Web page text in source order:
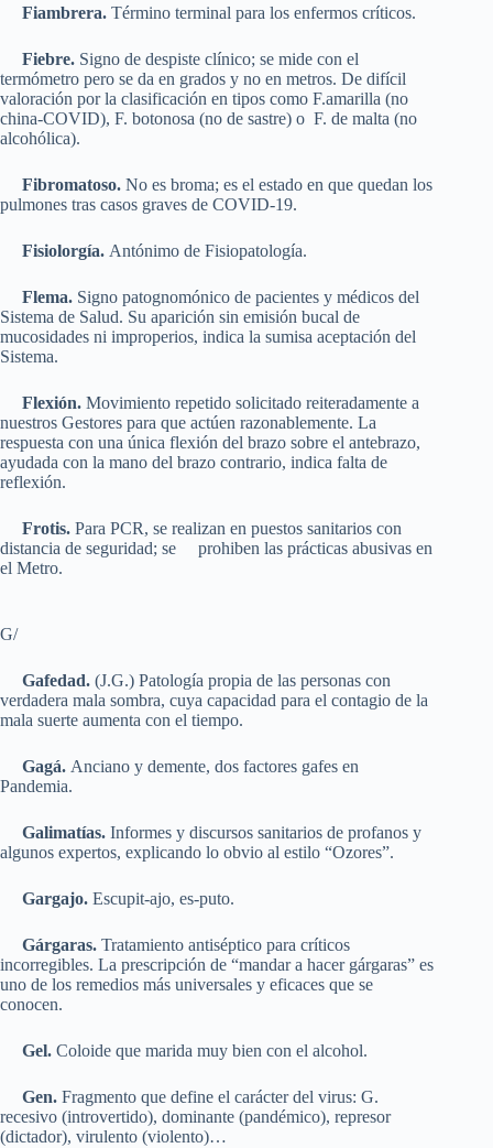
Fiambrera. Término terminal para los enfermos críticos.
Fiebre. Signo de despiste clínico; se mide con el
termómetro pero se da en grados y no en metros. De difícil
valoración por la clasificación en tipos como F.amarilla (no
china-COVID), F. botonosa (no de sastre) o F. de malta (no
alcohólica).
Fibromatoso. No es broma; es el estado en que quedan los
pulmones tras casos graves de COVID-19.
Fisiolorgía. Antónimo de Fisiopatología.
Flema. Signo patognomónico de pacientes y médicos del
Sistema de Salud. Su aparición sin emisión bucal de
mucosidades ni improperios, indica la sumisa aceptación del
Sistema.
Flexión. Movimiento repetido solicitado reiteradamente a
nuestros Gestores para que actúen razonablemente. La
respuesta con una única flexión del brazo sobre el antebrazo,
ayudada con la mano del brazo contrario, indica falta de
reflexión.
Frotis. Para PCR, se realizan en puestos sanitarios con
distancia de seguridad; se prohiben las prácticas abusivas en
el Metro.
G/
Gafedad. (J.G.) Patología propia de las personas con
verdadera mala sombra, cuya capacidad para el contagio de la
mala suerte aumenta con el tiempo.
Gagá. Anciano y demente, dos factores gafes en
Pandemia.
Galimatías. Informes y discursos sanitarios de profanos y
algunos expertos, explicando lo obvio al estilo “Ozores”.
Gargajo. Escupit-ajo, es-puto.
Gárgaras. Tratamiento antiséptico para críticos
incorregibles. La prescripción de “mandar a hacer gárgaras” es
uno de los remedios más universales y eficaces que se
conocen.
Gel. Coloide que marida muy bien con el alcohol.
Gen. Fragmento que define el carácter del virus: G.
recesivo (introvertido), dominante (pandémico), represor
(dictador), virulento (violento)…